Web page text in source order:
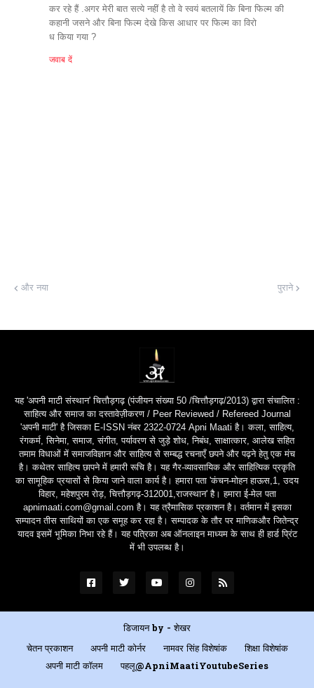
कर रहे हैं .अगर मेरी बात सत्ये नहीं है तो वे स्वयं बतलायें कि बिना फिल्म की
कहानी जसने और बिना फिल्म देखे किस आधार पर फिल्म का विरो
ध किया गया ?
जवाब दें
और नया पुराने
यह 'अपनी माटी संस्थान' चित्तौड़गढ़ (पंजीयन संख्या 50 /चित्तौड़गढ़/2013) द्वारा संचालित :
साहित्य और समाज का दस्तावेज़ीकरण / Peer Reviewed / Refereed Journal
'अपनी माटी' है जिसका E-ISSN नंबर 2322-0724 Apni Maati है। कला, साहित्य,
रंगकर्म, सिनेमा, समाज, संगीत, पर्यावरण से जुड़े शोध, निबंध, साक्षात्कार, आलेख सहित
तमाम विधाओं में समाजविज्ञान और साहित्य से सम्बद्ध रचनाएँ छपने और पढ़ने हेतु एक मंच
है। कथेतर साहित्य छापने में हमारी रूचि है। यह गैर-व्यावसायिक और साहित्यिक प्रकृति
का सामूहिक प्रयासों से किया जाने वाला कार्य है। हमारा पता 'कंचन-मोहन हाऊस,1, उदय
विहार, महेशपुरम रोड़, चित्तौड़गढ़-312001,राजस्थान' है। हमारा ई-मेल पता
apnimaati.com@gmail.com है। यह त्रैमासिक प्रकाशन है। वर्तमान में इसका
सम्पादन तीस साथियों का एक समूह कर रहा है। सम्पादक के तौर पर माणिकऔर जितेन्द्र
यादव इसमें भूमिका निभा रहे हैं। यह पत्रिका अब ऑनलाइन माध्यम के साथ ही हार्ड प्रिंट
में भी उपलब्ध है।
डिजायन by -शेखर
चेतन प्रकाशन
अपनी माटी कोर्नर नामवर सिंह विशेषांक
शिक्षा विशेषांक
अपनी माटी कॉलम
पहलू@ApniMaatiYoutubeSeries